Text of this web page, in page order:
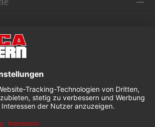
exkl. gesetzl. Mehrwertsteuer